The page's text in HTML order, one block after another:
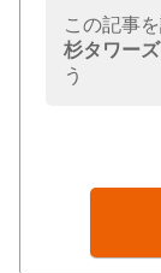
この記事
杉タワーズ
う